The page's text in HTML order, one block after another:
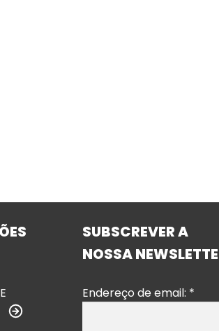
SUBSCREVER A
NOSSA
Endereço de email: *